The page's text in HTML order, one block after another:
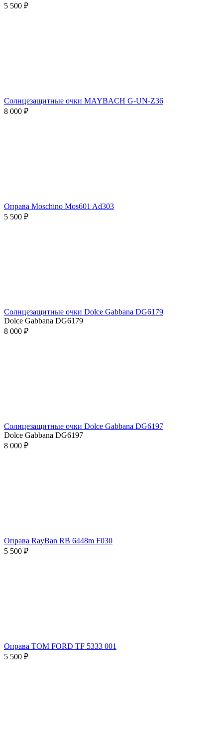
5 500 ₽
Солнцезащитные очки MAYBACH G-UN-Z36
8 000 ₽
Оправа Moschino Mos601 Ad303
5 500 ₽
Солнцезащитные очки Dolce Gabbana DG6179
Dolce Gabbana DG6179
8 000 ₽
Солнцезащитные очки Dolce Gabbana DG6197
Dolce Gabbana DG6197
8 000 ₽
Оправа RayBan RB 6448m F030
5 500 ₽
Оправа TOM FORD TF 5333 001
5 500 ₽